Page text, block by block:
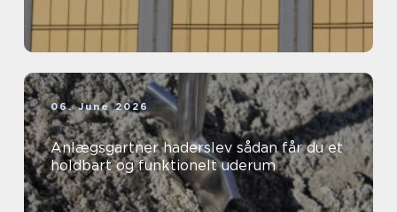
06. June 2026
Anlægsgartner haderslev sådan får du et
holdbart og funktionelt uderum